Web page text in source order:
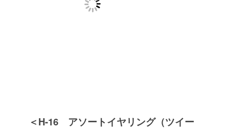
＜H-16 アソートイヤリング（ツイー